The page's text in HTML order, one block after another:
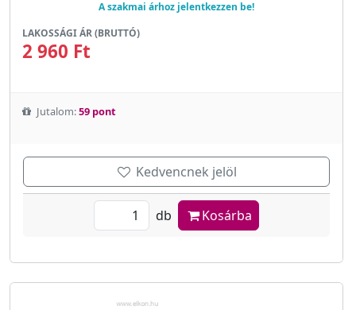
A szakmai árhoz jelentkezzen be!
LAKOSSÁGI ÁR (BRUTTÓ)
2 960 Ft
Jutalom:59 pont
Kedvencnek jelöl
db Kosárba